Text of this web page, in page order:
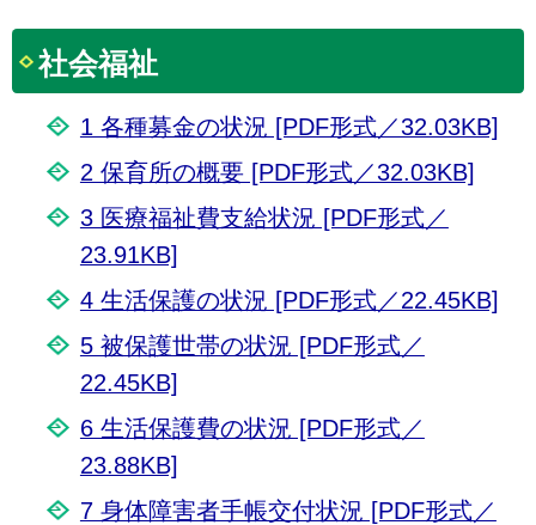
社会福祉
1 各種募金の状況 [PDF形式／32.03KB]
2 保育所の概要 [PDF形式／32.03KB]
3 医療福祉費支給状況 [PDF形式／
23.91KB]
4 生活保護の状況 [PDF形式／22.45KB]
5 被保護世帯の状況 [PDF形式／
22.45KB]
6 生活保護費の状況 [PDF形式／
23.88KB]
7 身体障害者手帳交付状況 [PDF形式／